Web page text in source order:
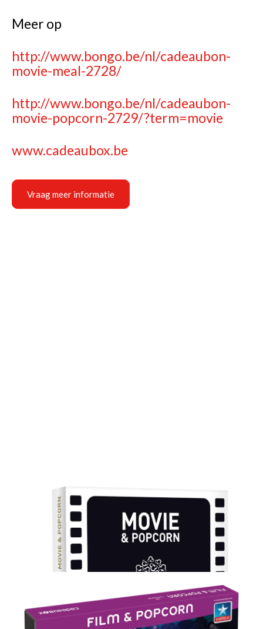
Meer op
http://www.bongo.be/nl/cadeaubon-
movie-meal-2728/
http://www.bongo.be/nl/cadeaubon-
movie-popcorn-2729/?term=movie
www.cadeaubox.be
Vraag meer informatie